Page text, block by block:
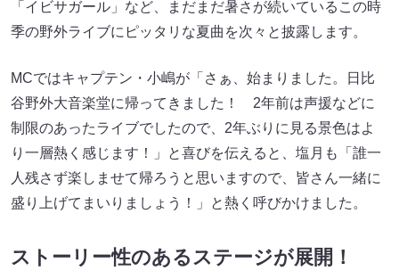
「イビサガール」など、まだまだ暑さが続いているこの時
季の野外ライブにピッタリな夏曲を次々と披露します。
MCではキャプテン・小嶋が「さぁ、始まりました。日比
谷野外大音楽堂に帰ってきました！ 2年前は声援などに
制限のあったライブでしたので、2年ぶりに見る景色はよ
り一層熱く感じます！」と喜びを伝えると、塩月も「誰一
人残さず楽しませて帰ろうと思いますので、皆さん一緒に
盛り上げてまいりましょう！」と熱く呼びかけました。
ストーリー性のあるステージが展開！